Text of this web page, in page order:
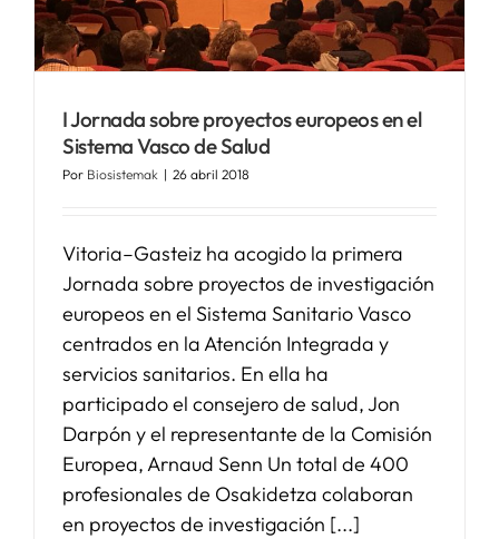
SERVICIOS
APOYO I+D+I
I Jornada sobre proyectos europeos en el
Sistema Vasco de Salud
Por Biosistemak | 26 abril 2018
Vitoria–Gasteiz ha acogido la primera
Jornada sobre proyectos de investigación
europeos en el Sistema Sanitario Vasco
centrados en la Atención Integrada y
servicios sanitarios. En ella ha
participado el consejero de salud, Jon
Darpón y el representante de la Comisión
Europea, Arnaud Senn Un total de 400
profesionales de Osakidetza colaboran
en proyectos de investigación [...]